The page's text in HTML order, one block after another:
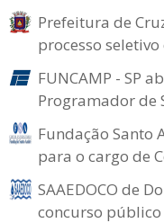
Prefeitura de
processo
FUNCAMP - SP
Programador de
Fundação Santo
para o cargo de
SAAEDOCO de
concurso